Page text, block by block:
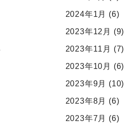
2024年1月 (6)
2023年12月 (9)
2023年11月 (7)
2023年10月 (6)
2023年9月 (10)
2023年8月 (6)
2023年7月 (6)